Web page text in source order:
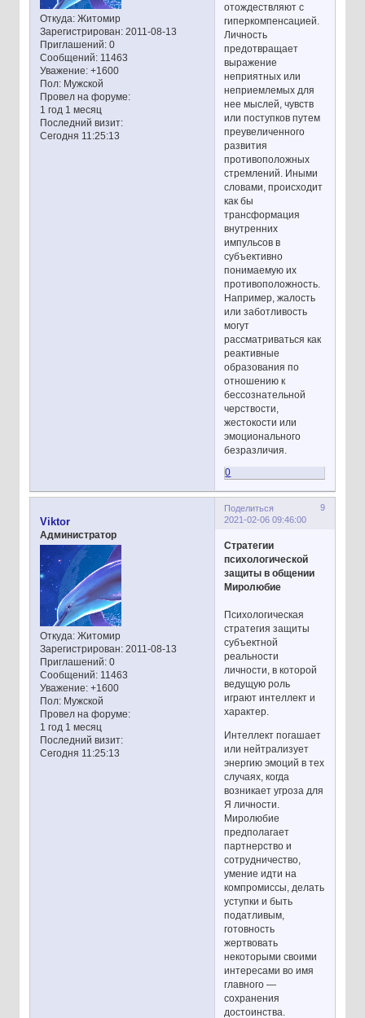
Откуда:Житомир
Зарегистрирован: 2011-08-13
Приглашений:0
Сообщений:11463
Уважение: +1600
Пол:Мужской
Провел на форуме:
1 год 1 месяц
Последний визит:
Сегодня 11:25:13
отождествляют с
гиперкомпенсацией.
Личность
предотвращает
выражение
неприятных или
неприемлемых для
нее мыслей, чувств
или поступков путем
преувеличенного
развития
противоположных
стремлений. Иными
словами, происходит
как бы
трансформация
внутренних
импульсов в
субъективно
понимаемую их
противоположность.
Например, жалость
или заботливость
могут
рассматриваться как
реактивные
образования по
отношению к
бессознательной
черствости,
жестокости или
эмоционального
безразличия.
0
Поделиться
9
2021-02-06 09:46:00
Viktor
Администратор
Откуда:Житомир
Зарегистрирован: 2011-08-13
Приглашений:0
Сообщений:11463
Уважение: +1600
Пол:Мужской
Провел на форуме:
1 год 1 месяц
Последний визит:
Сегодня 11:25:13
Стратегии
психологической
защиты в общении
Миролюбие
Психологическая
стратегия защиты
субъектной
реальности
личности, в которой
ведущую роль
играют интеллект и
характер.
Интеллект погашает
или нейтрализует
энергию эмоций в тех
случаях, когда
возникает угроза для
Я личности.
Миролюбие
предполагает
партнерство и
сотрудничество,
умение идти на
компромиссы, делать
уступки и быть
податливым,
готовность
жертвовать
некоторыми своими
интересами во имя
главного —
сохранения
достоинства.